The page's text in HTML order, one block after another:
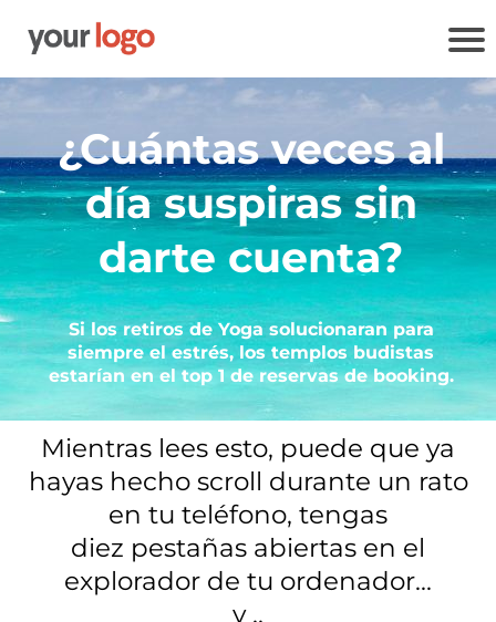
¿Cuántas veces al
día suspiras sin
darte cuenta?
Si los retiros de Yoga solucionaran para
siempre el estrés, los templos budistas
estarían en el top 1 de reservas de booking.
Mientras lees esto, puede que ya
hayas hecho scroll durante un rato
en tu teléfono, tengas
diez pestañas abiertas en el
explorador de tu ordenador...
y ..